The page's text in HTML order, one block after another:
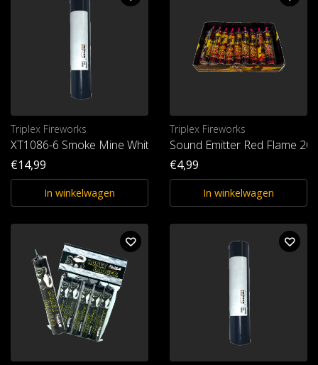
Triplex Fireworks
XT1086-6 Smoke Mine White T1
€14,99
In winkelwagen
Triplex Fireworks
Sound Emitter Red Flame 20
€4,99
In winkelwagen